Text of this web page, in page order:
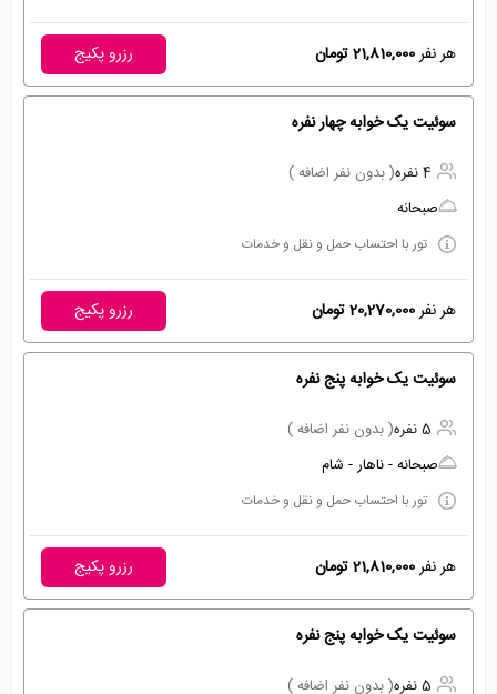
هر نفر21,810,000 تومان رزرو پکیج
سوئیت یک خوابه چهار نفره
4 نفره
( بدون نفر اضافه )
صبحانه
تور با احتساب حمل و نقل و خدمات
هر نفر20,270,000 تومان رزرو پکیج
سوئیت یک خوابه پنج نفره
5 نفره
( بدون نفر اضافه )
صبحانه - ناهار - شام
تور با احتساب حمل و نقل و خدمات
هر نفر21,810,000 تومان رزرو پکیج
سوئیت یک خوابه پنج نفره
5 نفره ( بدون نفر اضافه )